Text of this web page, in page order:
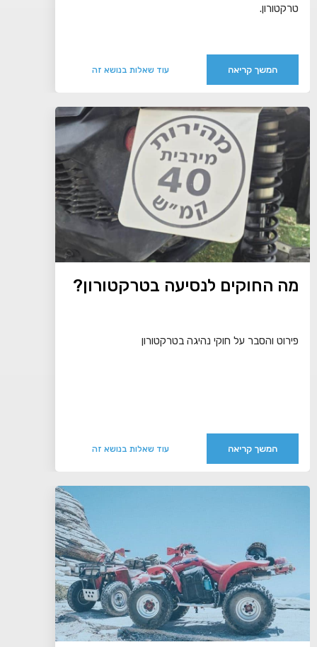
טרקטורון.
המשך קריאה עוד שאלות בנושא זה
מה החוקים לנסיעה בטרקטורון?
פירוט והסבר על חוקי נהיגה בטרקטורון
המשך קריאה עוד שאלות בנושא זה